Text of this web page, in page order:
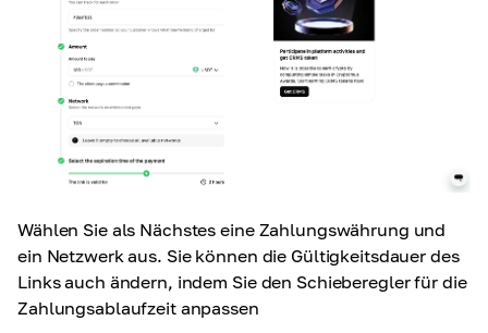
Wählen Sie als Nächstes eine Zahlungswährung und
ein Netzwerk aus. Sie können die Gültigkeitsdauer des
Links auch ändern, indem Sie den Schieberegler für die
Zahlungsablaufzeit anpassen